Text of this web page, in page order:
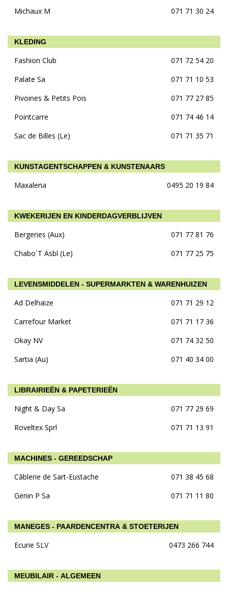
Michaux M
071 71 30 24
KLEDING
Fashion Club
071 72 54 20
Palate Sa
071 71 10 53
Pivoines & Petits Pois
071 77 27 85
Pointcarre
071 74 46 14
Sac de Billes (Le)
071 71 35 71
KUNSTAGENTSCHAPPEN & KUNSTENAARS
Maxalena 0495 20 19 84
KWEKERIJEN EN KINDERDAGVERBLIJVEN
Bergeries (Aux)
071 77 81 76
Chabo´T Asbl (Le)
071 77 25 75
LEVENSMIDDELEN - SUPERMARKTEN & WARENHUIZEN
Ad Delhaize
071 71 29 12
Carrefour Market
071 71 17 36
Okay NV
071 74 32 50
Sartia (Au)
071 40 34 00
LIBRAIRIEËN & PAPETERIEËN
Night & Day Sa
071 77 29 69
Roveltex Sprl
071 71 13 91
MACHINES - GEREEDSCHAP
Câblerie de Sart-Eustache
071 38 45 68
Genin P Sa
071 71 11 80
MANEGES - PAARDENCENTRA & STOETERIJEN
Ecurie SLV 0473 266 744
MEUBILAIR - ALGEMEEN